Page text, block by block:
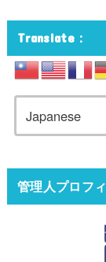
Translate：
管理人プロフ